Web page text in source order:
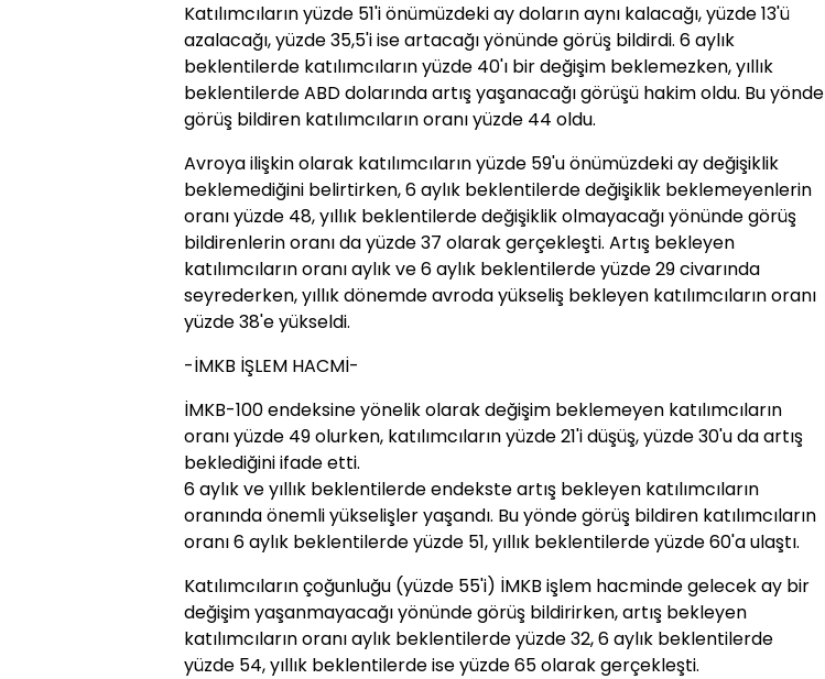
Katılımcıların yüzde 51'i önümüzdeki ay doların aynı kalacağı, yüzde 13'ü
azalacağı, yüzde 35,5'i ise artacağı yönünde görüş bildirdi. 6 aylık
beklentilerde katılımcıların yüzde 40'ı bir değişim beklemezken, yıllık
beklentilerde ABD dolarında artış yaşanacağı görüşü hakim oldu. Bu yönde
görüş bildiren katılımcıların oranı yüzde 44 oldu.
Avroya ilişkin olarak katılımcıların yüzde 59'u önümüzdeki ay değişiklik
beklemediğini belirtirken, 6 aylık beklentilerde değişiklik beklemeyenlerin
oranı yüzde 48, yıllık beklentilerde değişiklik olmayacağı yönünde görüş
bildirenlerin oranı da yüzde 37 olarak gerçekleşti. Artış bekleyen
katılımcıların oranı aylık ve 6 aylık beklentilerde yüzde 29 civarında
seyrederken, yıllık dönemde avroda yükseliş bekleyen katılımcıların oranı
yüzde 38'e yükseldi.
-İMKB İŞLEM HACMİ-
İMKB-100 endeksine yönelik olarak değişim beklemeyen katılımcıların
oranı yüzde 49 olurken, katılımcıların yüzde 21'i düşüş, yüzde 30'u da artış
beklediğini ifade etti.
6 aylık ve yıllık beklentilerde endekste artış bekleyen katılımcıların
oranında önemli yükselişler yaşandı. Bu yönde görüş bildiren katılımcıların
oranı 6 aylık beklentilerde yüzde 51, yıllık beklentilerde yüzde 60'a ulaştı.
Katılımcıların çoğunluğu (yüzde 55'i) İMKB işlem hacminde gelecek ay bir
değişim yaşanmayacağı yönünde görüş bildirirken, artış bekleyen
katılımcıların oranı aylık beklentilerde yüzde 32, 6 aylık beklentilerde
yüzde 54, yıllık beklentilerde ise yüzde 65 olarak gerçekleşti.